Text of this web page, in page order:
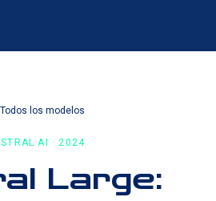
Todos los modelos
AI · 2024
Large: